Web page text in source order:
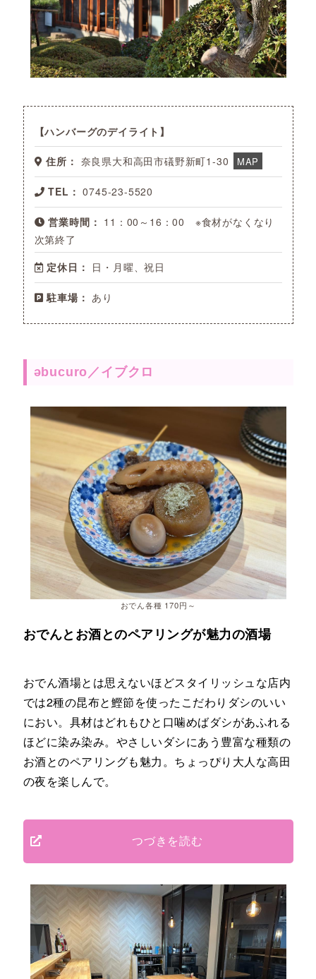
ハンバーグのデイライト
住所： 奈良県大和高田市礒野新町1-30 MAP
TEL： 0745-23-5520
営業時間： 11：00～16：00 ※食材がなくなり
次第終了
定休日： 日・月曜、祝日
駐車場： あり
əbucuro／イブクロ
おでん各種 170円～
おでんとお酒とのペアリングが魅力の酒場
おでん酒場とは思えないほどスタイリッシュな店内
では2種の昆布と鰹節を使ったこだわりダシのいい
におい。具材はどれもひと口噛めばダシがあふれる
ほどに染み染み。やさしいダシにあう豊富な種類の
お酒とのペアリングも魅力。ちょっぴり大人な高田
の夜を楽しんで。
つづきを読む